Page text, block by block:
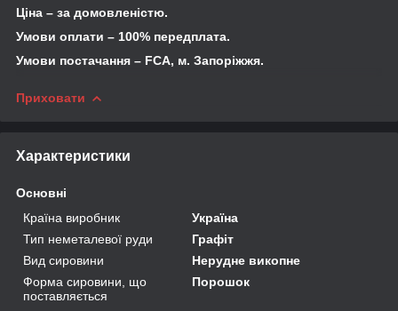
Ціна – за домовленістю.
Умови оплати – 100% передплата.
Умови постачання – FCA, м. Запоріжжя.
Приховати
Характеристики
Основні
Країна виробник
Україна
Тип неметалевої руди
Графіт
Вид сировини
Нерудне викопне
Форма сировини, що
поставляється
Порошок